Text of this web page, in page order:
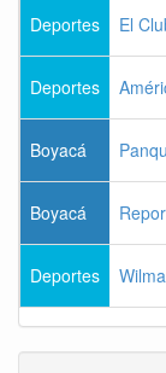
Deportes El
Deportes
Boyacá
Boyacá
Deportes